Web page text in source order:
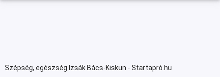
Szépség, egészség Izsák Bács-Kiskun - Startapró.hu